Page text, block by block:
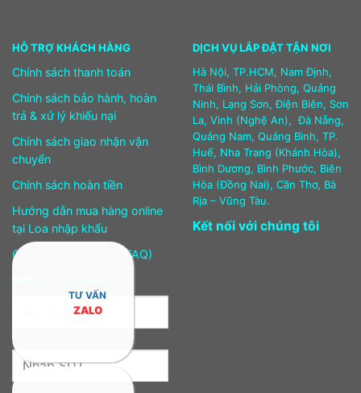
HỖ TRỢ KHÁCH HÀNG
Chính sách thanh toán
Chính sách bảo hành, hoàn
trả & xử lý khiếu nại
Chính sách giao nhận vận
chuyển
Chính sách hoàn tiền
Hướng dẫn mua hàng online
tại Loa nhập khẩu
Câu hỏi thường gặp (FAQ)
DỊCH VỤ LẮP ĐẶT TẬN NƠI
Hà Nội, TP.HCM, Nam Định,
Thái Bình, Hải Phòng, Quảng
Ninh, Lạng Sơn, Điện Biên, Sơn
La, Vinh (Nghệ An), Đà Nẵng,
Quảng Nam, Quảng Bình, TP.
Huế, Nha Trang (Khánh Hòa),
Bình Dương, Bình Phước, Biên
Hòa (Đồng Nai), Cần Thơ, Bà
Rịa – Vũng Tàu.
Kết nối với chúng tôi
TƯ VẤN
ZALO